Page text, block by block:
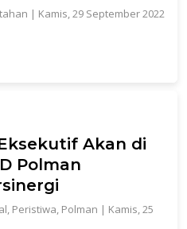
| Kamis, 29 September 2022
Akan di
Polman
Peristiwa Polman | Kamis, 25